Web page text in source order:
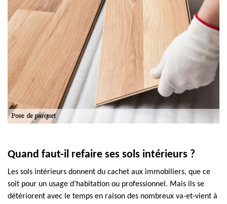
Quand faut-il refaire ses sols intérieurs ?
Les sols intérieurs donnent du cachet aux immobiliers, que ce
soit pour un usage d’habitation ou professionnel. Mais ils se
détériorent avec le temps en raison des nombreux va-et-vient à